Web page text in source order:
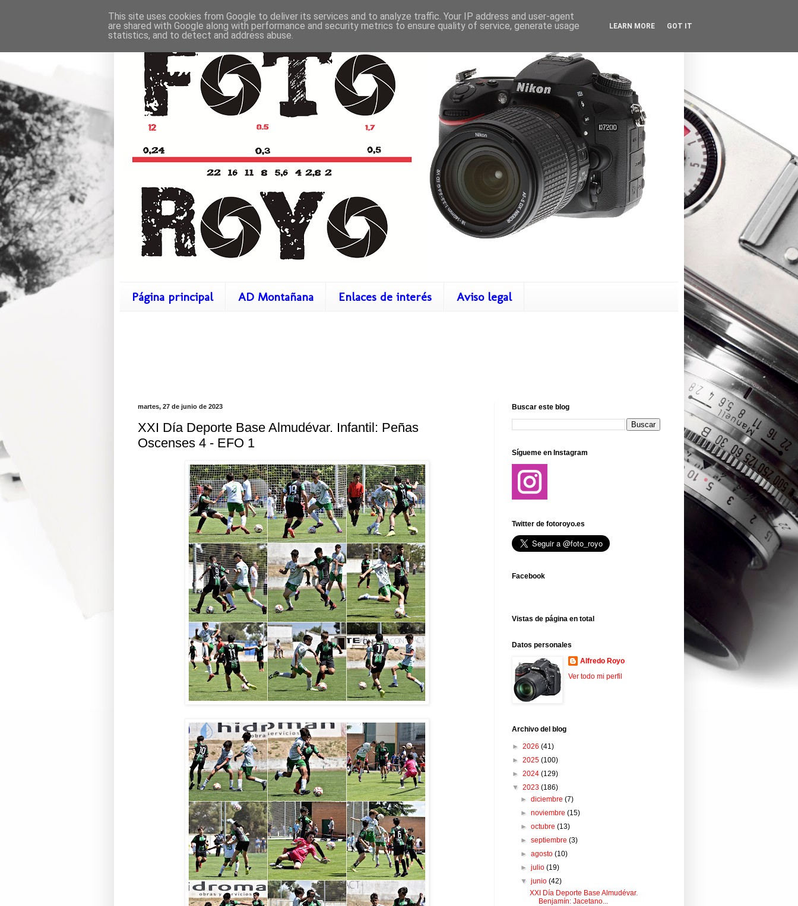
Página principal AD Montañana Enlaces de interés Aviso legal
martes, 27 de junio de 2023
XXI Día Deporte Base Almudévar. Infantil: Peñas
Oscenses 4 - EFO 1
Buscar este blog
Sígueme en Instagram
Twitter de fotoroyo.es
Facebook
Vistas de página en total
Datos personales
Alfredo Royo
Ver todo mi perfil
Archivo del blog
► 2026 (41)
► 2025 (100)
► 2024 (129)
▼ 2023 (186)
►diciembre(7)
►noviembre(15)
►octubre(13)
►septiembre(3)
►agosto(10)
►julio(19)
▼junio(42)
XXI Día Deporte Base Almudévar.
Benjamín: Jacetano...
This site uses cookies from Google to deliver its services and to analyze traffic. Your IP address and user-agent
are shared with Google along with performance and security metrics to ensure quality of service, generate usage
statistics, and to detect and address abuse.
LEARN MORE GOT IT